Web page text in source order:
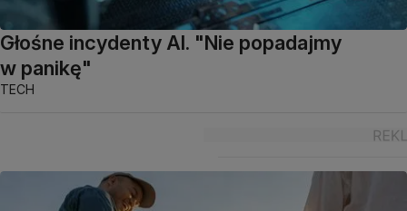
Głośne incydenty AI. "Nie popadajmy
w panikę"
TECH